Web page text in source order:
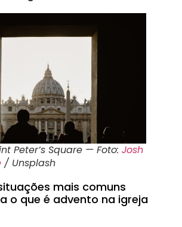
Peter’s Square — Foto: Josh
/ Unsplash
mais comuns
o que é advento na igreja